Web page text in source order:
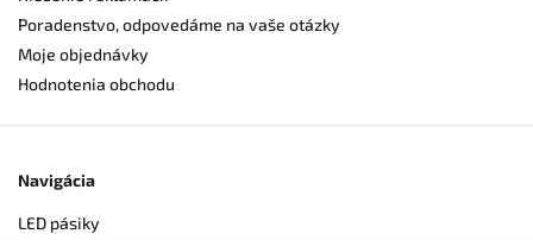
Poradenstvo, odpovedáme na vaše otázky
Moje objednávky
Hodnotenia obchodu
Navigácia
LED pásiky